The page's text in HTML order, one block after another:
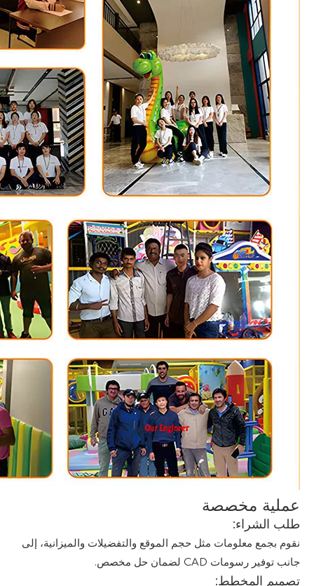
عملية مخصصة
طلب الشراء:
نقوم بجمع معلومات مثل حجم الموقع والتفضيلات والميزانية، إلى
جانب توفير رسومات CAD لضمان حل مخصص.
تصميم المخطط: